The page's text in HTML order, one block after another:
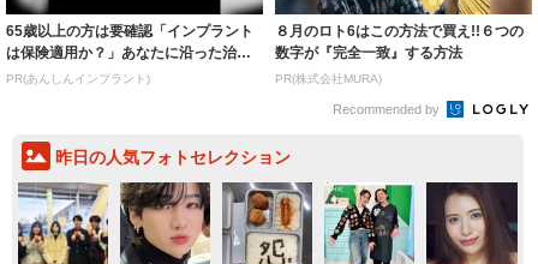
65歳以上の方は要確認「インプラント
は保険適用か？」あなたに沿った治療
法や費用を...
PR(あんしんインプラント)
８月のロト6はこの方法で買え!!６つの
数字が『完全一致』する方法
PR(株式会社MURA)
Recommended by
昨日の人気フォトセレクション